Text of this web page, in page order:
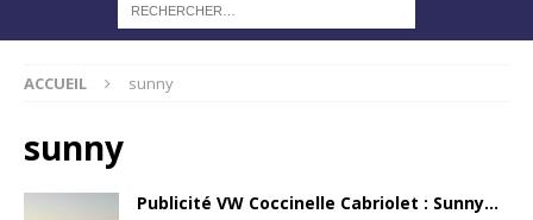
ACCUEIL sunny
sunny
Publicité VW Coccinelle Cabriolet : Sunny…